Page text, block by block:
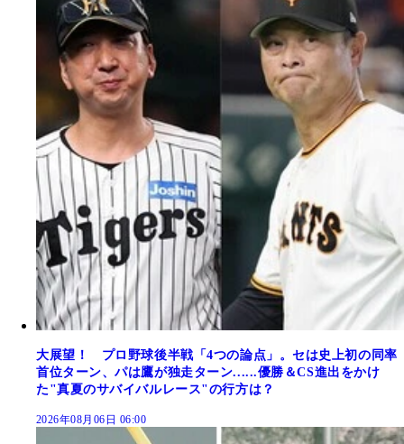
大展望！ プロ野球後半戦「4つの論点」。セは史上初の同率
首位ターン、パは鷹が独走ターン......優勝＆CS進出をかけ
た"真夏のサバイバルレース"の行方は？
2026年08月06日 06:00